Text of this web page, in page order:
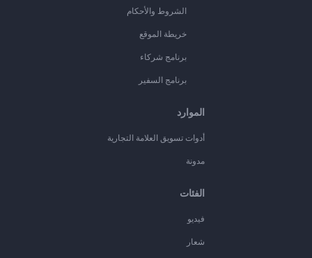
الشروط والأحكام
خريطة الموقع
برنامج شركاء
برنامج السفير
الموارد
أدوات تسويق العلامة التجارية
مدونة
الفئات
فيديو
شعار